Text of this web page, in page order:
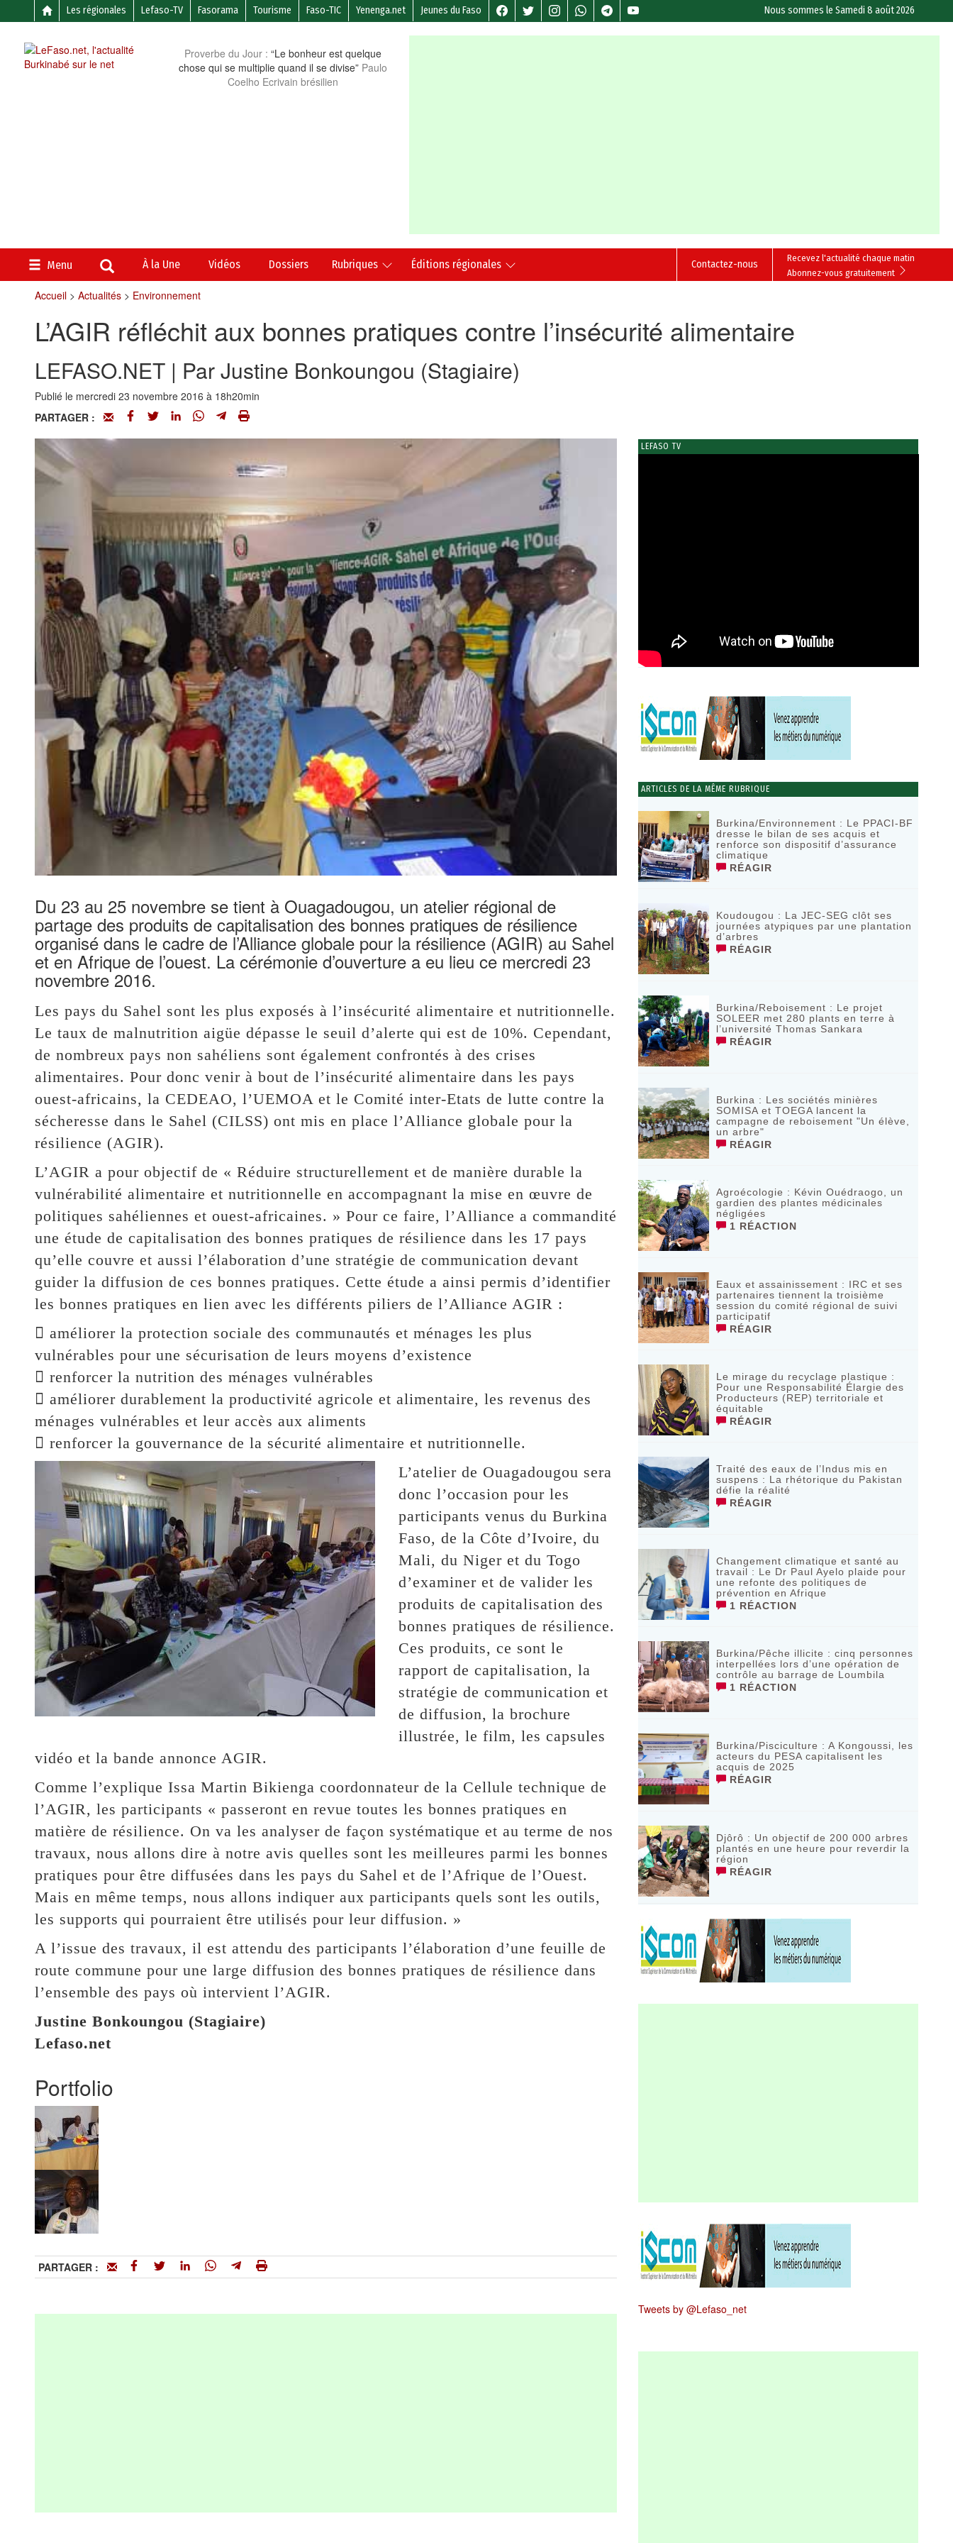
Les régionales Lefaso-TV Fasorama Tourisme Faso-TIC Yenenga.net Jeunes du Faso Nous sommes leSamedi 8 août 2026
Proverbe du Jour : “Le bonheur est quelque
chose qui se multiplie quand il se divise” Paulo
Coelho Ecrivain brésilien
Menu À la Une Vidéos Dossiers Rubriques Éditions régionales
Recevez l'actualité chaque matin
Abonnez-vous gratuitement
Contactez-nous
Accueil> Actualités> Environnement
L’AGIR réfléchit aux bonnes pratiques contre l’insécurité alimentaire
LEFASO.NET | Par Justine Bonkoungou (Stagiaire)
Publié le mercredi 23 novembre 2016 à 18h20min
PARTAGER :
Du 23 au 25 novembre se tient à Ouagadougou, un atelier régional de
partage des produits de capitalisation des bonnes pratiques de résilience
organisé dans le cadre de l’Alliance globale pour la résilience (AGIR) au Sahel
et en Afrique de l’ouest. La cérémonie d’ouverture a eu lieu ce mercredi 23
novembre 2016.
Les pays du Sahel sont les plus exposés à l’insécurité alimentaire et nutritionnelle.
Le taux de malnutrition aigüe dépasse le seuil d’alerte qui est de 10%. Cependant,
de nombreux pays non sahéliens sont également confrontés à des crises
alimentaires. Pour donc venir à bout de l’insécurité alimentaire dans les pays
ouest-africains, la CEDEAO, l’UEMOA et le Comité inter-Etats de lutte contre la
sécheresse dans le Sahel (CILSS) ont mis en place l’Alliance globale pour la
résilience (AGIR).
L’AGIR a pour objectif de « Réduire structurellement et de manière durable la
vulnérabilité alimentaire et nutritionnelle en accompagnant la mise en œuvre de
politiques sahéliennes et ouest-africaines. » Pour ce faire, l’Alliance a commandité
une étude de capitalisation des bonnes pratiques de résilience dans les 17 pays
qu’elle couvre et aussi l’élaboration d’une stratégie de communication devant
guider la diffusion de ces bonnes pratiques. Cette étude a ainsi permis d’identifier
les bonnes pratiques en lien avec les différents piliers de l’Alliance AGIR :
 améliorer la protection sociale des communautés et ménages les plus
vulnérables pour une sécurisation de leurs moyens d’existence
 renforcer la nutrition des ménages vulnérables
 améliorer durablement la productivité agricole et alimentaire, les revenus des
ménages vulnérables et leur accès aux aliments
 renforcer la gouvernance de la sécurité alimentaire et nutritionnelle.
L’atelier de Ouagadougou sera
donc l’occasion pour les
participants venus du Burkina
Faso, de la Côte d’Ivoire, du
Mali, du Niger et du Togo
d’examiner et de valider les
produits de capitalisation des
bonnes pratiques de résilience.
Ces produits, ce sont le
rapport de capitalisation, la
stratégie de communication et
de diffusion, la brochure
illustrée, le film, les capsules
vidéo et la bande annonce AGIR.
Comme l’explique Issa Martin Bikienga coordonnateur de la Cellule technique de
l’AGIR, les participants « passeront en revue toutes les bonnes pratiques en
matière de résilience. On va les analyser de façon systématique et au terme de nos
travaux, nous allons dire à notre avis quelles sont les meilleures parmi les bonnes
pratiques pour être diffusées dans les pays du Sahel et de l’Afrique de l’Ouest.
Mais en même temps, nous allons indiquer aux participants quels sont les outils,
les supports qui pourraient être utilisés pour leur diffusion. »
A l’issue des travaux, il est attendu des participants l’élaboration d’une feuille de
route commune pour une large diffusion des bonnes pratiques de résilience dans
l’ensemble des pays où intervient l’AGIR.
Justine Bonkoungou (Stagiaire)
Lefaso.net
Portfolio
PARTAGER :
LEFASO TV
ARTICLES DE LA MÊME RUBRIQUE
Burkina/Environnement : Le PPACI-BF
dresse le bilan de ses acquis et
renforce son dispositif d’assurance
climatique
RÉAGIR
Koudougou : La JEC-SEG clôt ses
journées atypiques par une plantation
d’arbres
RÉAGIR
Burkina/Reboisement : Le projet
SOLEER met 280 plants en terre à
l’université Thomas Sankara
RÉAGIR
Burkina : Les sociétés minières
SOMISA et TOEGA lancent la
campagne de reboisement "Un élève,
un arbre"
RÉAGIR
Agroécologie : Kévin Ouédraogo, un
gardien des plantes médicinales
négligées
1 RÉACTION
Eaux et assainissement : IRC et ses
partenaires tiennent la troisième
session du comité régional de suivi
participatif
RÉAGIR
Le mirage du recyclage plastique :
Pour une Responsabilité Élargie des
Producteurs (REP) territoriale et
équitable
RÉAGIR
Traité des eaux de l’Indus mis en
suspens : La rhétorique du Pakistan
défie la réalité
RÉAGIR
Changement climatique et santé au
travail : Le Dr Paul Ayelo plaide pour
une refonte des politiques de
prévention en Afrique
1 RÉACTION
Burkina/Pêche illicite : cinq personnes
interpellées lors d’une opération de
contrôle au barrage de Loumbila
1 RÉACTION
Burkina/Pisciculture : A Kongoussi, les
acteurs du PESA capitalisent les
acquis de 2025
RÉAGIR
Djôrô : Un objectif de 200 000 arbres
plantés en une heure pour reverdir la
région
RÉAGIR
Tweets by @Lefaso_net